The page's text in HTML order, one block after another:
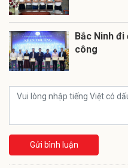
Bắc Ninh
công
Gửi bình luận